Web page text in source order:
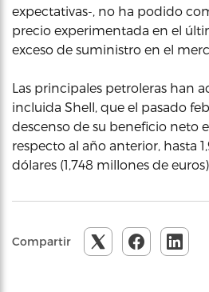
expectativas-, no ha podido
precio experimentada en el
exceso de suministro en el
Las principales petroleras han
incluida Shell, que el pasado
descenso de su beneficio neto
respecto al año anterior, hasta
dólares (1,748 millones de
Compartir